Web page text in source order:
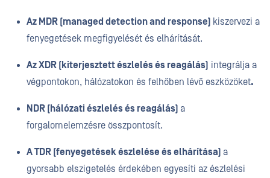
Az MDR (managed detection and response) kiszervezi a
fenyegetések megfigyelését és elhárítását.
Az XDR (kiterjesztett észlelés és reagálás) integrálja a
végpontokon, hálózatokon és felhőben lévő eszközöket.
NDR (hálózati észlelés és reagálás) a
forgalomelemzésre összpontosít.
A TDR (fenyegetések észlelése és elhárítása) a
gyorsabb elszigetelés érdekében egyesíti az észlelési